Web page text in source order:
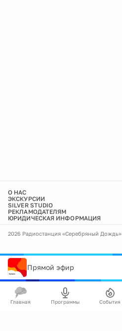
О НАС
ЭКСКУРСИИ
SILVER STUDIO
РЕКЛАМОДАТЕЛЯМ
ЮРИДИЧЕСКАЯ ИНФОРМАЦИЯ
2026 Радиостанция «Серебряный Дождь»
Прямой эфир
Главная Программы События